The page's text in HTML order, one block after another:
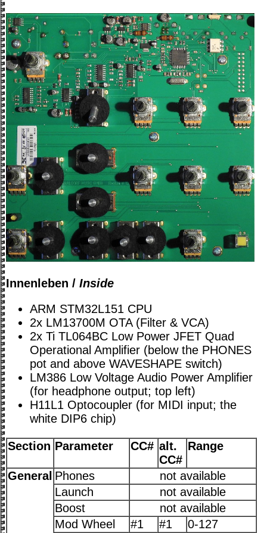
Innenleben / Inside
ARM STM32L151 CPU
2x LM13700M OTA (Filter & VCA)
2x Ti TL064BC Low Power JFET Quad
Operational Amplifier (below the PHONES
pot and above WAVESHAPE switch)
LM386 Low Voltage Audio Power Amplifier
(for headphone output; top left)
H11L1 Optocoupler (for MIDI input; the
white DIP6 chip)
Section Parameter CC# alt.
CC#
Range
General Phones
not available
Launch
not available
Boost
not available
Mod Wheel
#1 #1
0-127